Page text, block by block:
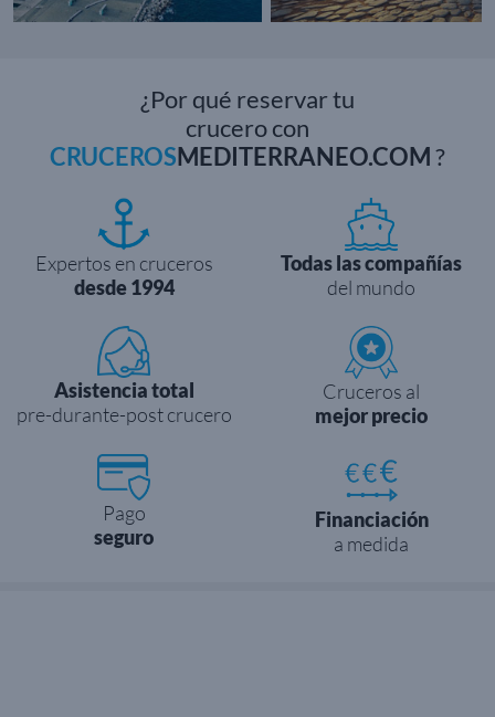
¿Por qué reservar tu
crucero con
CRUCEROSMEDITERRANEO.COM?
Expertos en cruceros
desde 1994
Todas las compañías
del mundo
Asistencia total
pre-durante-post crucero
Cruceros al
mejor precio
Pago
seguro
Financiación
a medida